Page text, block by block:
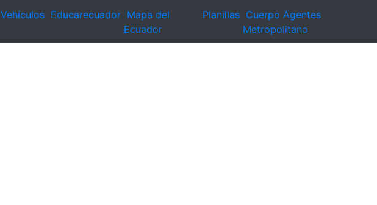
Vehículos Educarecuador Mapa del
Ecuador
Planillas Cuerpo Agentes
Metropolitano